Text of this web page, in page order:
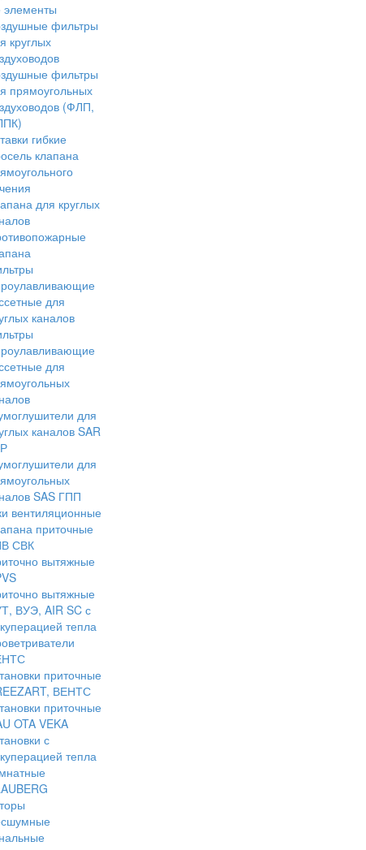
фильтры
круглых
фильтры
прямоугольных
(ФЛП,
гибкие
клапана
для круглых
для
каналов
для
для
каналов SAR
для
SAS ГПП
вентиляционные
приточные
СВК
вытяжные
вытяжные
ВУЭ, AIR SC с
тепла
приточные
ВЕНТС
приточные
OTA VEKA
с
тепла